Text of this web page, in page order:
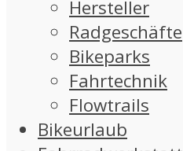
Hersteller
Radgeschäfte
Bikeparks
Fahrtechnik
Flowtrails
Bikeurlaub